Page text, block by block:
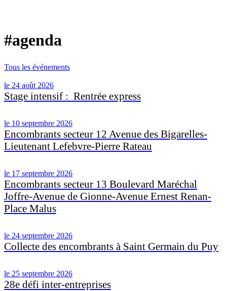
#agenda
Tous les événements
le 24 août 2026
Stage intensif : Rentrée express
le 10 septembre 2026
Encombrants secteur 12 Avenue des Bigarelles-
Lieutenant Lefebvre-Pierre Rateau
le 17 septembre 2026
Encombrants secteur 13 Boulevard Maréchal
Joffre-Avenue de Gionne-Avenue Ernest Renan-
Place Malus
le 24 septembre 2026
Collecte des encombrants à Saint Germain du Puy
le 25 septembre 2026
28e défi inter-entreprises